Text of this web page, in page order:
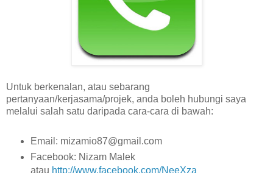
Untuk berkenalan, atau sebarang
pertanyaan/kerjasama/projek, anda boleh hubungi saya
melalui salah satu daripada cara-cara di bawah:
Email: mizamio87@gmail.com
Facebook: Nizam Malek
atau http://www.facebook.com/NeeXza